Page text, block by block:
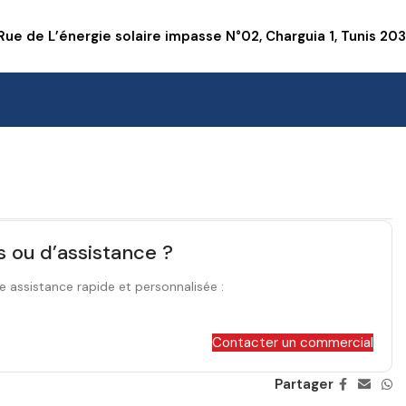
de L’énergie solaire impasse N°02, Charguia 1, Tunis
ou d’assistance ?
assistance rapide et personnalisée :
Contacter un commercial
Partager